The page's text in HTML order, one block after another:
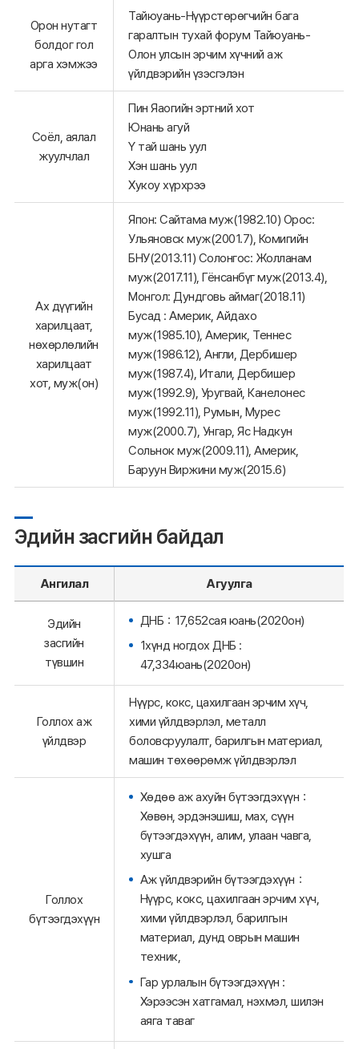
Орон нутагт
болдог гол
арга хэмжээ
Тайюуань-Нүүрстөрөгчийн бага
гаралтын тухай форум Тайюуань-
Олон улсын эрчим хүчний аж
үйлдвэрийн үзэсгэлэн
Соёл, аялал
жуулчлал
Пин Яаогийн эртний хот
Юнань агуй
Ү тай шань уул
Хэн шань уул
Хукоу хүрхрээ
Ах дүүгийн
харилцаат,
нөхөрлөлийн
харилцаат
хот, муж(он)
Япон: Сайтама муж(1982.10) Орос:
Ульяновск муж(2001.7), Комигийн
БНУ(2013.11) Солонгос: Жолланам
муж(2017.11), Гёнсанбүг муж(2013.4),
Монгол: Дундговь аймаг(2018.11)
Бусад : Америк, Айдахо
муж(1985.10), Америк, Теннес
муж(1986.12), Англи, Дербишер
муж(1987.4), Итали, Дербишер
муж(1992.9), Уругвай, Канелонес
муж(1992.11), Румын, Мурес
муж(2000.7), Унгар, Яс Надкун
Сольнок муж(2009.11), Америк,
Баруун Виржини муж(2015.6)
Эдийн засгийн байдал
Ангилал Агуулга
Эдийн
засгийн
түвшин
ДНБ：17,652сая юань(2020он)
1хүнд ногдох ДНБ :
47,334юань(2020он)
Голлох аж
үйлдвэр
Нүүрс, кокс, цахилгаан эрчим хүч,
хими үйлдвэрлэл, металл
боловсруулалт, барилгын материал,
машин төхөөрөмж үйлдвэрлэл
Голлох
бүтээгдэхүүн
Хөдөө аж ахуйн бүтээгдэхүүн：
Хөвөн, эрдэнэшиш, мах, сүүн
бүтээгдэхүүн, алим, улаан чавга,
хушга
Аж үйлдвэрийн бүтээгдэхүүн：
Нүүрс, кокс, цахилгаан эрчим хүч,
хими үйлдвэрлэл, барилгын
материал, дунд оврын машин
техник,
Гар урлалын бүтээгдэхүүн :
Хэрээсэн хатгамал, нэхмэл, шилэн
аяга таваг